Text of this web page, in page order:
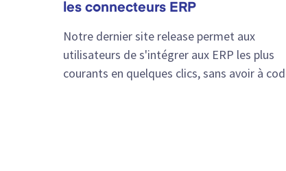
les connecteurs ERP
Notre dernier site release permet aux
utilisateurs de s'intégrer aux ERP les plus
courants en quelques clics, sans avoir à